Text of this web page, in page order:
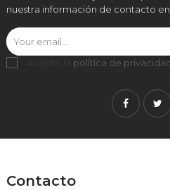
nuestra información de contacto en
Acepto la política de
Contacto